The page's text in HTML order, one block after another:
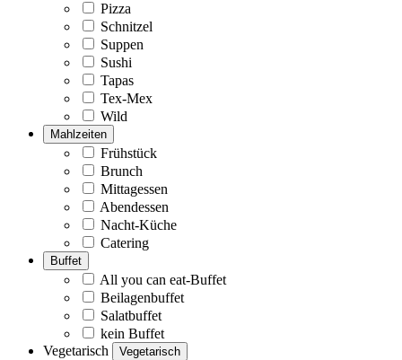
Pizza
Schnitzel
Suppen
Sushi
Tapas
Tex-Mex
Wild
Mahlzeiten
Frühstück
Brunch
Mittagessen
Abendessen
Nacht-Küche
Catering
Buffet
All you can eat-Buffet
Beilagenbuffet
Salatbuffet
kein Buffet
Vegetarisch
Vegetarisch